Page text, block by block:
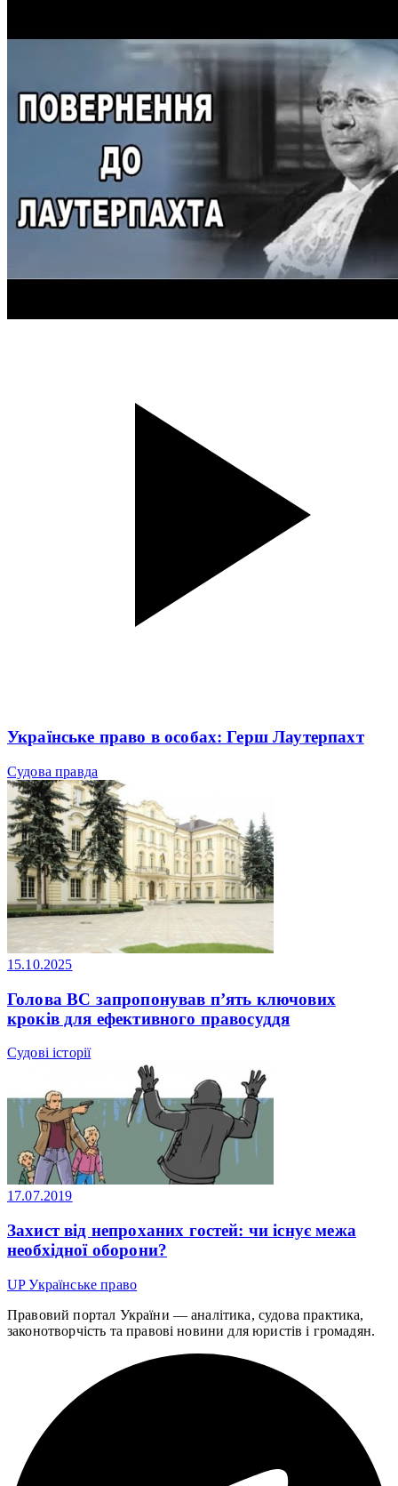
Українське право в особах: Герш Лаутерпахт
Судова правда
15.10.2025
Голова ВС запропонував п’ять ключових
кроків для ефективного правосуддя
Судові історії
17.07.2019
Захист від непроханих гостей: чи існує межа
необхідної оборони?
UPУкраїнське право
Правовий портал України — аналітика, судова практика,
законотворчість та правові новини для юристів і громадян.